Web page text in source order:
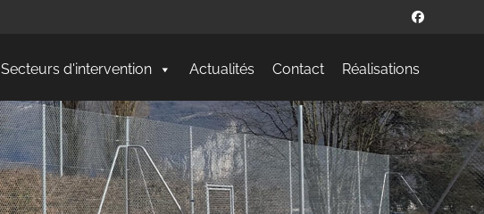
Secteurs d'intervention Actualités Contact Réalisations